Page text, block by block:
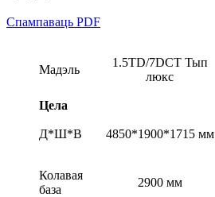
Спампаваць PDF
Мадэль
1.5TD/7DCT Тып
люкс
Цела
Д*Ш*В 4850*1900*1715 мм
Колавая
база
2900 мм